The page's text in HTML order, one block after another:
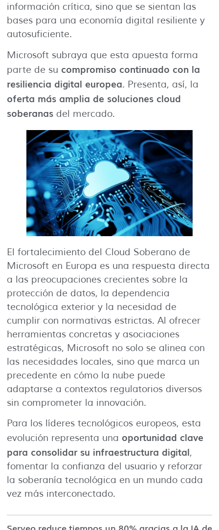
información crítica, sino que se sientan las
bases para una economía digital resiliente y
autosuficiente.
Microsoft subraya que esta apuesta forma
parte de su compromiso continuado con la
resiliencia digital europea. Presenta, así, la
oferta más amplia de soluciones cloud
soberanas del mercado.
El fortalecimiento del Cloud Soberano de
Microsoft en Europa es una respuesta directa
a las preocupaciones crecientes sobre la
protección de datos, la dependencia
tecnológica exterior y la necesidad de
cumplir con normativas estrictas. Al ofrecer
herramientas concretas y asociaciones
estratégicas, Microsoft no solo se alinea con
las necesidades locales, sino que marca un
precedente en cómo la nube puede
adaptarse a contextos regulatorios diversos
sin comprometer la innovación.
Para los líderes tecnológicos europeos, esta
evolución representa una oportunidad clave
para consolidar su infraestructura digital,
fomentar la confianza del usuario y reforzar
la soberanía tecnológica en un mundo cada
vez más interconectado.